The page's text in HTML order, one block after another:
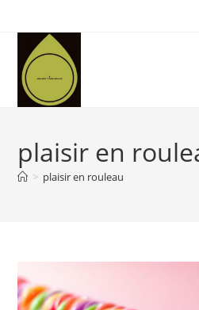
content
plaisir en
> plaisir en rouleau